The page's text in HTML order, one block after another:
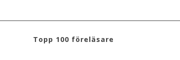
Topp 100 föreläsare